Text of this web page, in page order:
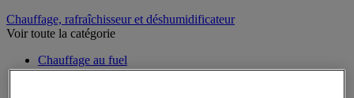
Chauffage, rafraîchisseur et déshumidificateur
Voir toute la catégorie
Chauffage au fuel
Chauffage au gaz